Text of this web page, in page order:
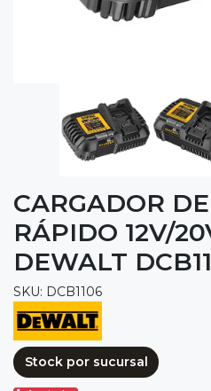
CARGADOR
RÁPIDO 12V/
DEWALT
SKU: DCB1106
Stock por sucursal